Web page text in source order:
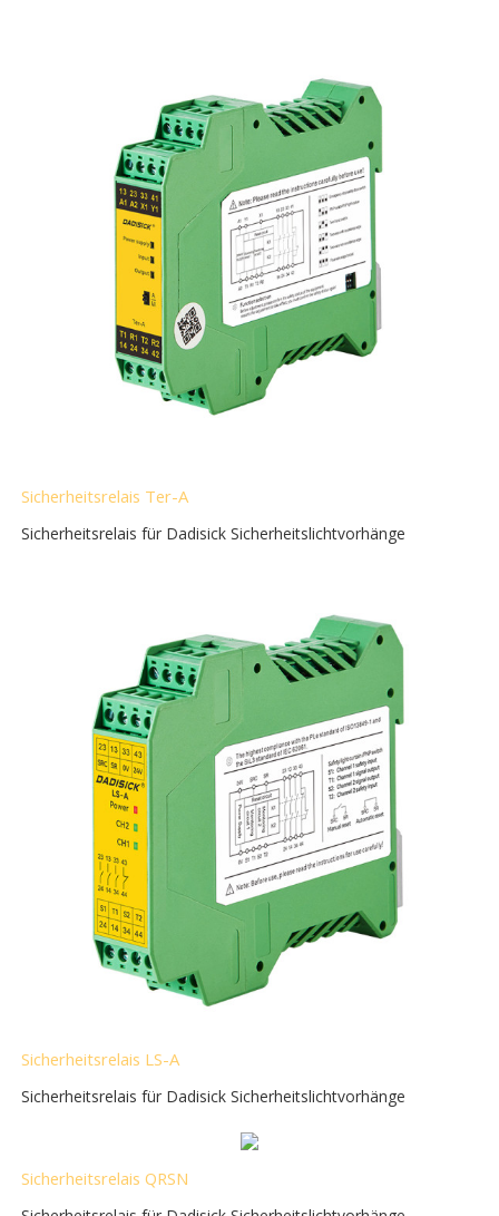
Sicherheitsrelais Ter-A
Sicherheitsrelais für Dadisick Sicherheitslichtvorhänge
Sicherheitsrelais LS-A
Sicherheitsrelais für Dadisick Sicherheitslichtvorhänge
Sicherheitsrelais QRSN